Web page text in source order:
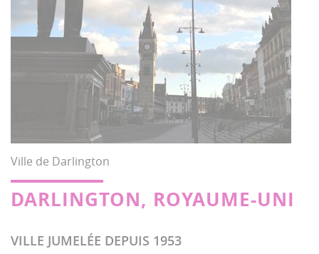
Ville de Darlington
DARLINGTON, ROYAUME-UNI
VILLE JUMELÉE DEPUIS 1953